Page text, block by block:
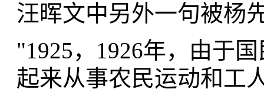
汪晖文中另外一句被杨
"1925，1926年，由于
起来从事农民运动和工